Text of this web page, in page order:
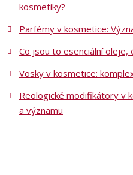
kosmetiky?
Parfémy v kosmetice:
Co jsou to esenciální
Vosky v kosmetice:
Reologické modifikátory v
a významu